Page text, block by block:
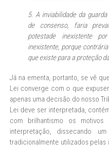
5. A inviabilidade da
de consenso, faria
potestade inexistente
inexistente, porque
que existe para a proteção
Já na ementa, portanto, se vê
Lei converge com o que
apenas uma decisão do nosso
Lei deve ser interpretada,
com brilhantismo os
interpretação, dissecando
tradicionalmente utilizados